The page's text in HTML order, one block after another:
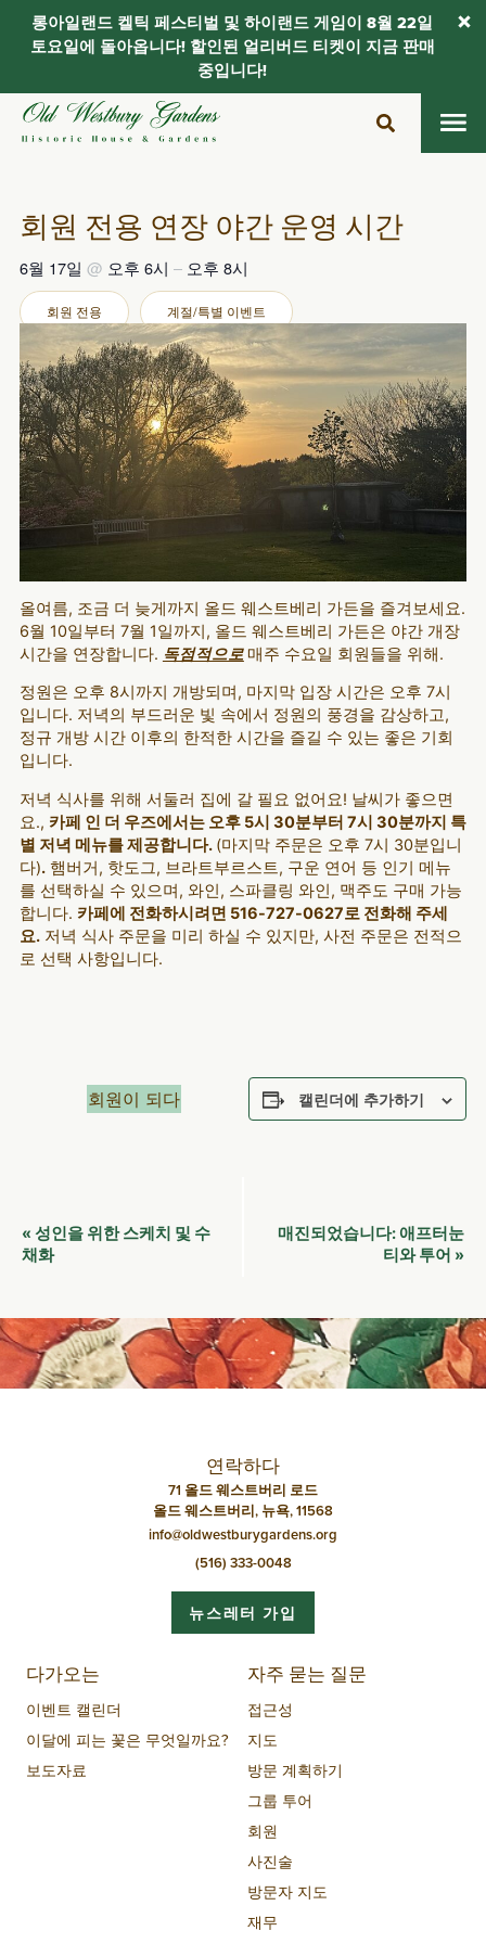
회원 전용 연장 야간 운영 시간
6월 17일 @ 오후 6시 – 오후 8시
회원 전용 계절/특별 이벤트
올여름, 조금 더 늦게까지 올드 웨스트베리 가든을 즐겨보세요.
6월 10일부터 7월 1일까지, 올드 웨스트베리 가든은 야간 개장
시간을 연장합니다. 독점적으로매주 수요일 회원들을 위해.
정원은 오후 8시까지 개방되며, 마지막 입장 시간은 오후 7시
입니다. 저녁의 부드러운 빛 속에서 정원의 풍경을 감상하고,
정규 개방 시간 이후의 한적한 시간을 즐길 수 있는 좋은 기회
입니다.
저녁 식사를 위해 서둘러 집에 갈 필요 없어요! 날씨가 좋으면
요., 카페 인 더 우즈에서는 오후 5시 30분부터 7시 30분까지 특
별 저녁 메뉴를 제공합니다. (마지막 주문은 오후 7시 30분입니
다).햄버거, 핫도그, 브라트부르스트, 구운 연어 등 인기 메뉴
를 선택하실 수 있으며, 와인, 스파클링 와인, 맥주도 구매 가능
합니다. 카페에 전화하시려면 516-727-0627로 전화해 주세
요.저녁 식사 주문을 미리 하실 수 있지만, 사전 주문은 전적으
로 선택 사항입니다.
회원이 되다 캘린더에 추가하기
이
벤
네
비
게
« 성인을 위한 스케치 및 수
채화
매진되었습니다:애프터눈
티와 투어 »
연락하다
71 올드 웨스트버리 로드
올드 웨스트버리, 뉴욕, 11568
info@oldwestburygardens.org
(516) 333-0048
뉴스레터 가입
다가오는
이벤트 캘린더
이달에 피는 꽃은 무엇일까요?
보도자료
자주 묻는 질문
접근성
지도
방문 계획하기
그룹 투어
회원
사진술
방문자 지도
재무
롱아일랜드 켈틱 페스티벌 및 하이랜드 게임이 8월 22일
토요일에 돌아옵니다! 할인된 얼리버드 티켓이 지금 판매
중입니다!